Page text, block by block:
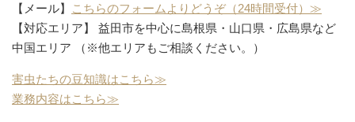
【メール】
こちらのフォームよりどうぞ（24時間受付）≫
【対応エリア】 益田市を中心に島根県・山口県・広島県など
中国エリア （※他エリアもご相談ください。）
害虫たちの豆知識はこちら≫
業務内容はこちら≫